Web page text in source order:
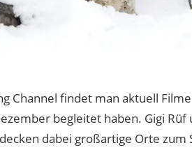
Channel findet man aktuell
begleitet haben. Gigi
dabei großartige Orte